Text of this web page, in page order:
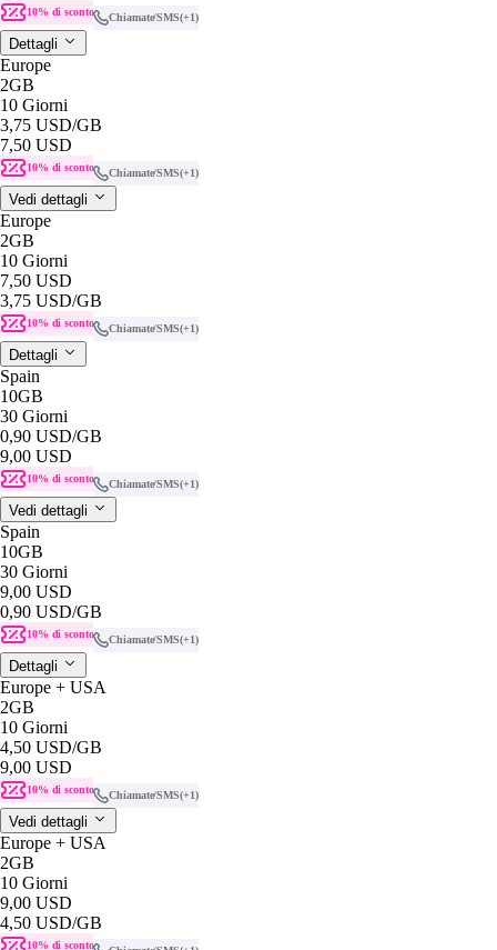
10% di sconto Chiamate/SMS(+1)
Dettagli
Europe
2GB
10 Giorni
3,75 USD/GB
7,50 USD
10% di sconto Chiamate/SMS(+1)
Vedi dettagli
Europe
2GB
10 Giorni
7,50 USD
3,75 USD/GB
10% di sconto Chiamate/SMS(+1)
Dettagli
Spain
10GB
30 Giorni
0,90 USD/GB
9,00 USD
10% di sconto Chiamate/SMS(+1)
Vedi dettagli
Spain
10GB
30 Giorni
9,00 USD
0,90 USD/GB
10% di sconto Chiamate/SMS(+1)
Dettagli
Europe + USA
2GB
10 Giorni
4,50 USD/GB
9,00 USD
10% di sconto Chiamate/SMS(+1)
Vedi dettagli
Europe + USA
2GB
10 Giorni
9,00 USD
4,50 USD/GB
10% di sconto